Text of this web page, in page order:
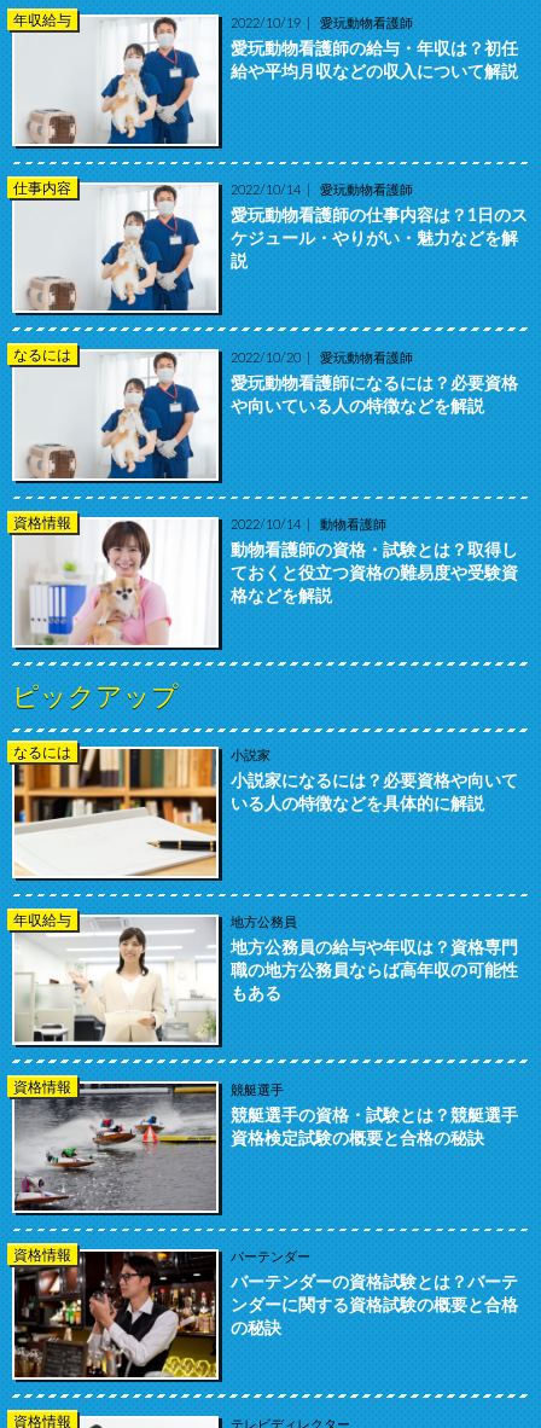
年収給与 2022/10/19 愛玩動物看護師
愛玩動物看護師の給与・年収は？初任
給や平均月収などの収入について解説
仕事内容 2022/10/14 愛玩動物看護師
愛玩動物看護師の仕事内容は？1日のス
ケジュール・やりがい・魅力などを解
説
なるには 2022/10/20 愛玩動物看護師
愛玩動物看護師になるには？必要資格
や向いている人の特徴などを解説
資格情報 2022/10/14 動物看護師
動物看護師の資格・試験とは？取得し
ておくと役立つ資格の難易度や受験資
格などを解説
ピックアップ
なるには 小説家
小説家になるには？必要資格や向いて
いる人の特徴などを具体的に解説
年収給与 地方公務員
地方公務員の給与や年収は？資格専門
職の地方公務員ならば高年収の可能性
もある
資格情報 競艇選手
競艇選手の資格・試験とは？競艇選手
資格検定試験の概要と合格の秘訣
資格情報 バーテンダー
バーテンダーの資格試験とは？バーテ
ンダーに関する資格試験の概要と合格
の秘訣
資格情報 テレビディレクター